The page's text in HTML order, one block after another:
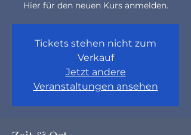
Hier für den neuen Kurs anmelden.
Tickets stehen nicht zum
Verkauf
Jetzt andere
Veranstaltungen ansehen